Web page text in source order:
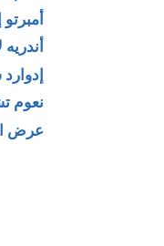
أمبرتو
أندريه
نعوم
عرض